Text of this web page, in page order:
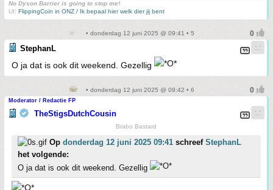
No Dyson Barrier is going to stop me!
UI: FlippingCoin in ONZ / Ik bepaal hier welk dier jij bent
• donderdag 12 juni 2025 @ 09:41 • 5
StephanL
O ja dat is ook dit weekend. Gezellig
• donderdag 12 juni 2025 @ 09:42 • 6
Moderator / Redactie FP
TheStigsDutchCousin
Brabo Bastard
Op donderdag 12 juni 2025 09:41 schreef StephanL
het volgende:
O ja dat is ook dit weekend. Gezellig